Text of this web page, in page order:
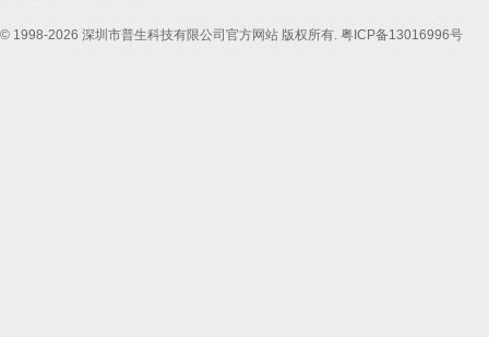
© 1998-2026 深圳市普生科技有限公司官方网站 版权所有. 粤ICP备13016996号